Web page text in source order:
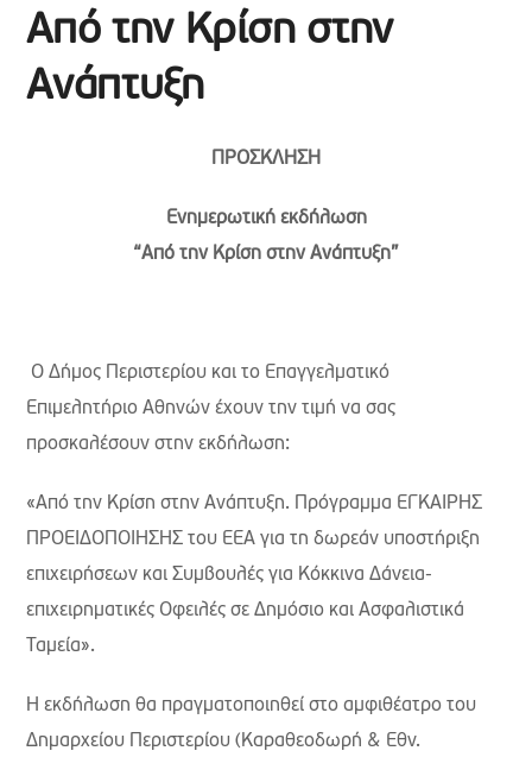
Από την Κρίση στην
Ανάπτυξη
ΠΡΟΣΚΛΗΣΗ
Ενημερωτική εκδήλωση
“Από την Κρίση στην Ανάπτυξη”
Ο Δήμος Περιστερίου και το Επαγγελματικό
Επιμελητήριο Αθηνών έχουν την τιμή να σας
προσκαλέσουν στην εκδήλωση:
«Από την Κρίση στην Ανάπτυξη. Πρόγραμμα ΕΓΚΑΙΡΗΣ
ΠΡΟΕΙΔΟΠΟΙΗΣΗΣ του ΕΕΑ για τη δωρεάν υποστήριξη
επιχειρήσεων και Συμβουλές για Κόκκινα Δάνεια-
επιχειρηματικές Οφειλές σε Δημόσιο και Ασφαλιστικά
Ταμεία».
Η εκδήλωση θα πραγματοποιηθεί στο αμφιθέατρο του
Δημαρχείου Περιστερίου (Καραθεοδωρή & Εθν.